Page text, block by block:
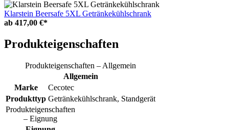
Klarstein Beersafe 5XL Getränkekühlschrank
ab 417,00 €*
Produkteigenschaften
Produkteigenschaften – Allgemein
Allgemein
Marke
Cecotec
Produkttyp Getränkekühlschrank, Standgerät
Produkteigenschaften
– Eignung